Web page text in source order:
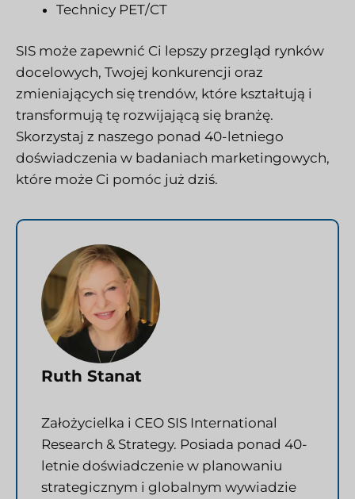
Technicy PET/CT
SIS może zapewnić Ci lepszy przegląd rynków
docelowych, Twojej konkurencji oraz
zmieniających się trendów, które kształtują i
transformują tę rozwijającą się branżę.
Skorzystaj z naszego ponad 40-letniego
doświadczenia w badaniach marketingowych,
które może Ci pomóc już dziś.
Ruth Stanat
Założycielka i CEO SIS International
Research & Strategy. Posiada ponad 40-
letnie doświadczenie w planowaniu
strategicznym i globalnym wywiadzie